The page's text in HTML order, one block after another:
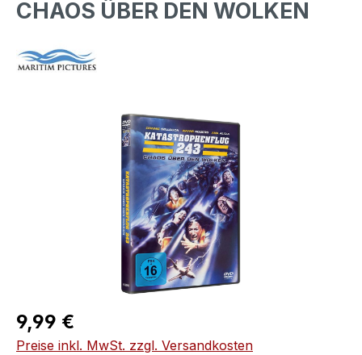
CHAOS ÜBER DEN WOLKEN
Bildergalerie überspringen
Regulärer Preis:
9,99 €
Preise inkl. MwSt. zzgl. Versandkosten